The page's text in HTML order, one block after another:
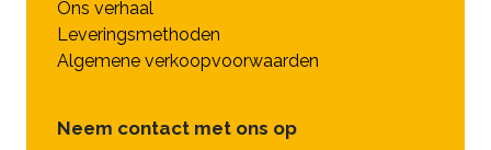
Ons verhaal
Leveringsmethoden
Algemene verkoopvoorwaarden
Neem contact met ons op